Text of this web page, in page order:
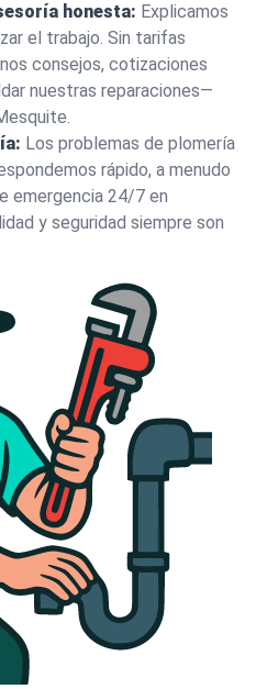
honesta: Explicamos
el trabajo. Sin tarifas
consejos, cotizaciones
nuestras reparaciones—
Los problemas de plomería
rápido, a menudo
emergencia 24/7 en
y seguridad siempre son